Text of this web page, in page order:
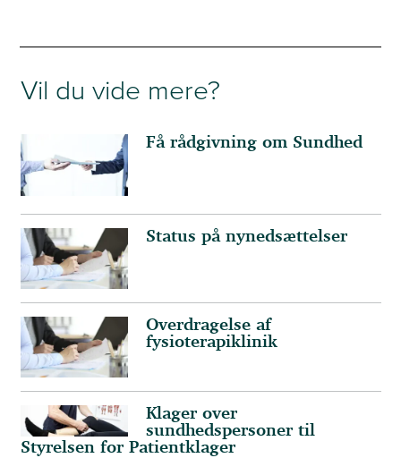
Vil du vide mere?
Få rådgivning om Sundhed
Status på nynedsættelser
Overdragelse af
fysioterapiklinik
Klager over
sundhedspersoner til
Styrelsen for Patientklager